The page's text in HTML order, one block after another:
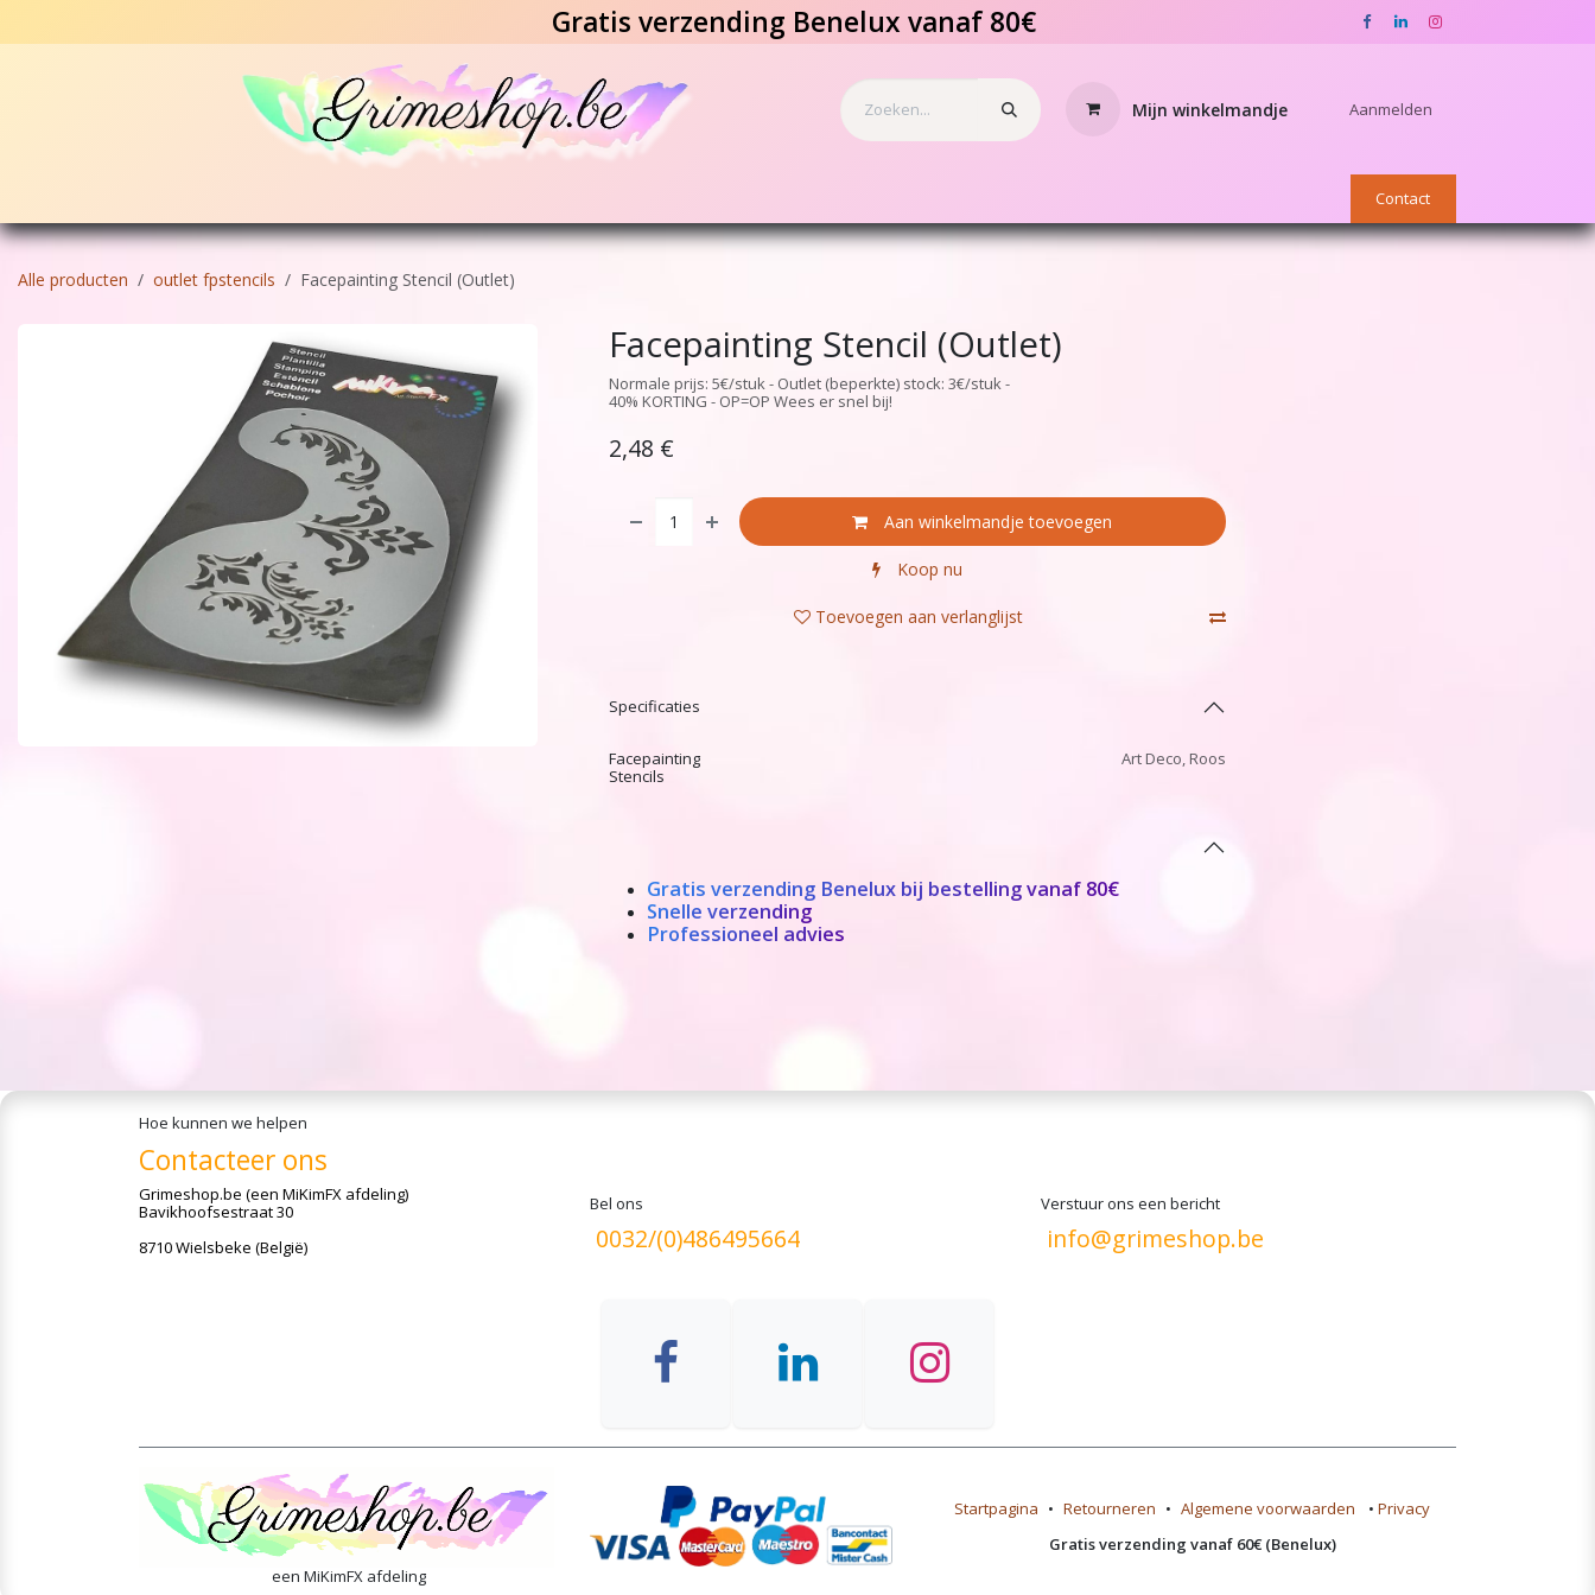
Gratis verzending Benelux vanaf 80€
Mijn winkelmandje Aanmelden
Contact
Alle producten outlet fpstencils Facepainting Stencil (Outlet)
Facepainting Stencil (Outlet)
Normale prijs: 5€/stuk - Outlet (beperkte) stock: 3€/stuk -
40% KORTING - OP=OP Wees er snel bij!
2,48 €
Aan winkelmandje toevoegen
Koop nu
Toevoegen aan verlanglijst
Specificaties
Facepainting
Stencils
Art Deco,Roos
Gratis verzending Benelux bij bestelling vanaf 80€
Snelle verzending
Professioneel advies
Hoe kunnen we helpen
Contacteer ons
Grimeshop.be (een MiKimFX afdeling)
Bavikhoofsestraat 30
8710 Wielsbeke (België)
Bel ons
0032/(0)486495664
Verstuur ons een bericht
info@grimeshop.be
een MiKimFX afdeling
Startpagina • Retourneren • Algemene voorwaarden • Privacy
Gratis verzending vanaf 60€ (Benelux)